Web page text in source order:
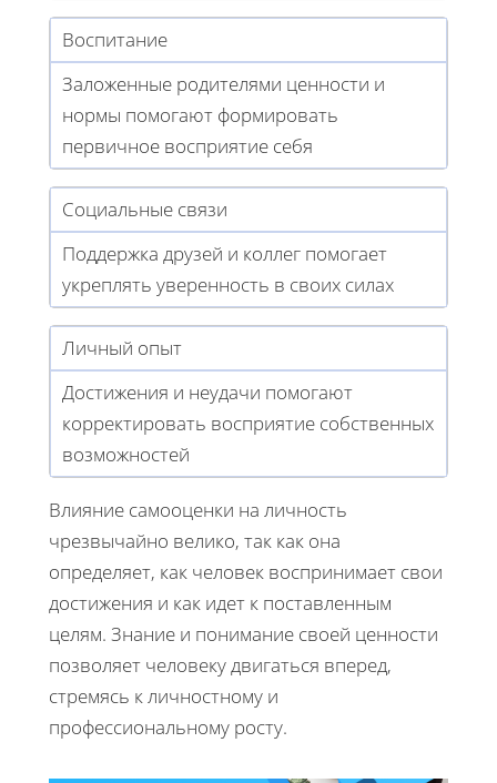
Воспитание
Заложенные родителями ценности и
нормы помогают формировать
первичное восприятие себя
Социальные связи
Поддержка друзей и коллег помогает
укреплять уверенность в своих силах
Личный опыт
Достижения и неудачи помогают
корректировать восприятие собственных
возможностей
Влияние самооценки на личность
чрезвычайно велико, так как она
определяет, как человек воспринимает свои
достижения и как идет к поставленным
целям. Знание и понимание своей ценности
позволяет человеку двигаться вперед,
стремясь к личностному и
профессиональному росту.